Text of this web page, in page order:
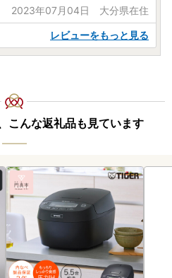
2023年07月04日 大分県在住
レビューをもっと見る
こんな返礼品も見ています